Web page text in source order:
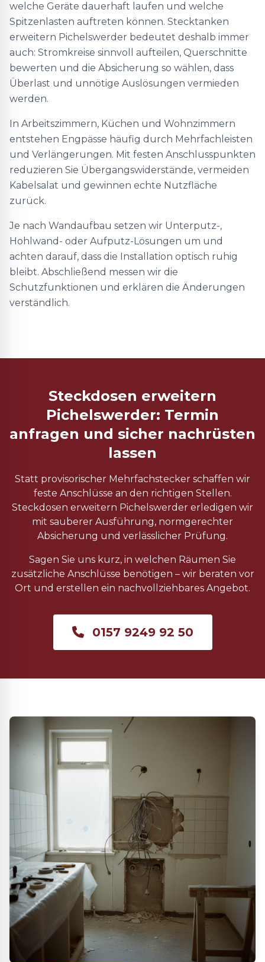
welche Geräte dauerhaft laufen und welche
Spitzenlasten auftreten können. Stecktanken
erweitern Pichelswerder bedeutet deshalb immer
auch: Stromkreise sinnvoll aufteilen, Querschnitte
bewerten und die Absicherung so wählen, dass
Überlast und unnötige Auslösungen vermieden
werden.
In Arbeitszimmern, Küchen und Wohnzimmern
entstehen Engpässe häufig durch Mehrfachleisten
und Verlängerungen. Mit festen Anschlusspunkten
reduzieren Sie Übergangswiderstände, vermeiden
Kabelsalat und gewinnen echte Nutzfläche
zurück.
Je nach Wandaufbau setzen wir Unterputz-,
Hohlwand- oder Aufputz-Lösungen um und
achten darauf, dass die Installation optisch ruhig
bleibt. Abschließend messen wir die
Schutzfunktionen und erklären die Änderungen
verständlich.
Steckdosen erweitern
Pichelswerder: Termin
anfragen und sicher nachrüsten
lassen
Statt provisorischer Mehrfachstecker schaffen wir
feste Anschlüsse an den richtigen Stellen.
Steckdosen erweitern Pichelswerder erledigen wir
mit sauberer Ausführung, normgerechter
Absicherung und verlässlicher Prüfung.
Sagen Sie uns kurz, in welchen Räumen Sie
zusätzliche Anschlüsse benötigen – wir beraten vor
Ort und erstellen ein nachvollziehbares Angebot.
0157 9249 92 50